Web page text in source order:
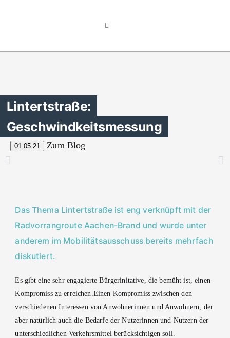
Lintertstraße:
Geschwindkeitsmessung
01.05.21 Zum Blog
Das Thema Lintertstraße ist eng verknüpft mit der
Radvorrangroute Aachen-Brand und wurde unter
anderem im Mobilitätsausschuss bereits mehrfach
diskutiert.
Es gibt eine sehr engagierte Bürgerinitative, die bemüht ist, einen
Kompromiss zu erreichen.Einen Kompromiss zwischen den
verschiedenen Interessen von Anwohnerinnen und Anwohnern, der
aber natürlich auch die Bedarfe der Nutzerinnen und Nutzern der
unterschiedlichen Verkehrsmittel berücksichtigen soll.